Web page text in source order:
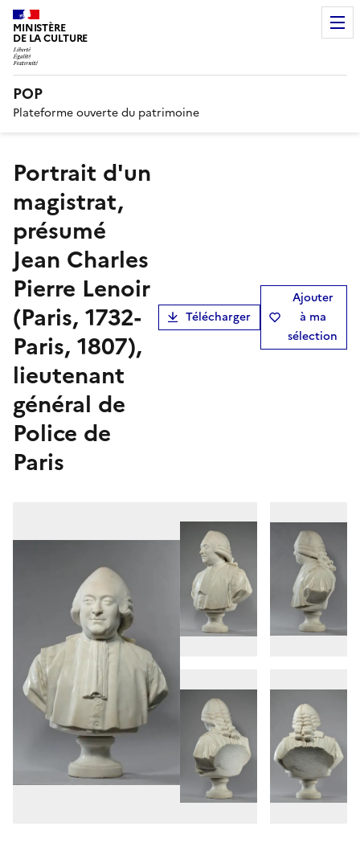
MINISTÈRE
DE LA CULTURE
POP
Plateforme ouverte du patrimoine
Portrait d'un
magistrat,
présumé
Jean Charles
Pierre Lenoir
(Paris, 1732-
Paris, 1807),
lieutenant
général de
Police de
Paris
Télécharger
Ajouter
à ma
sélection